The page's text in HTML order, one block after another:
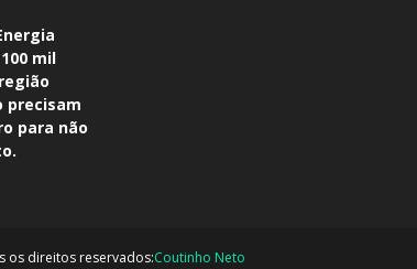
mil
precisam
para não
os direitos reservados:Coutinho Neto